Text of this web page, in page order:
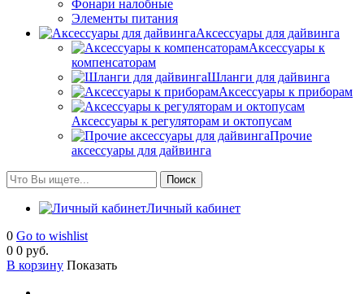
Фонари налобные
Элементы питания
Аксессуары для дайвинга
Аксессуары к
компенсаторам
Шланги для дайвинга
Аксессуары к приборам
Аксессуары к регуляторам и октопусам
Прочие
аксессуары для дайвинга
Личный кабинет
0 Go to wishlist
0 0 руб.
В корзину Показать